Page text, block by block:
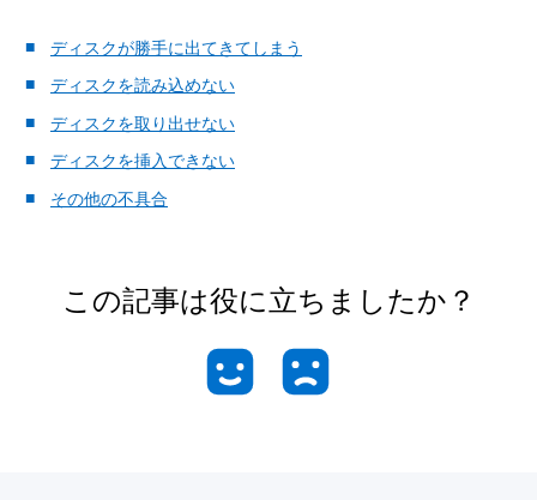
ディスクが勝手に出てきてしまう
ディスクを読み込めない
ディスクを取り出せない
ディスクを挿入できない
その他の不具合
この記事は役に立ちましたか？